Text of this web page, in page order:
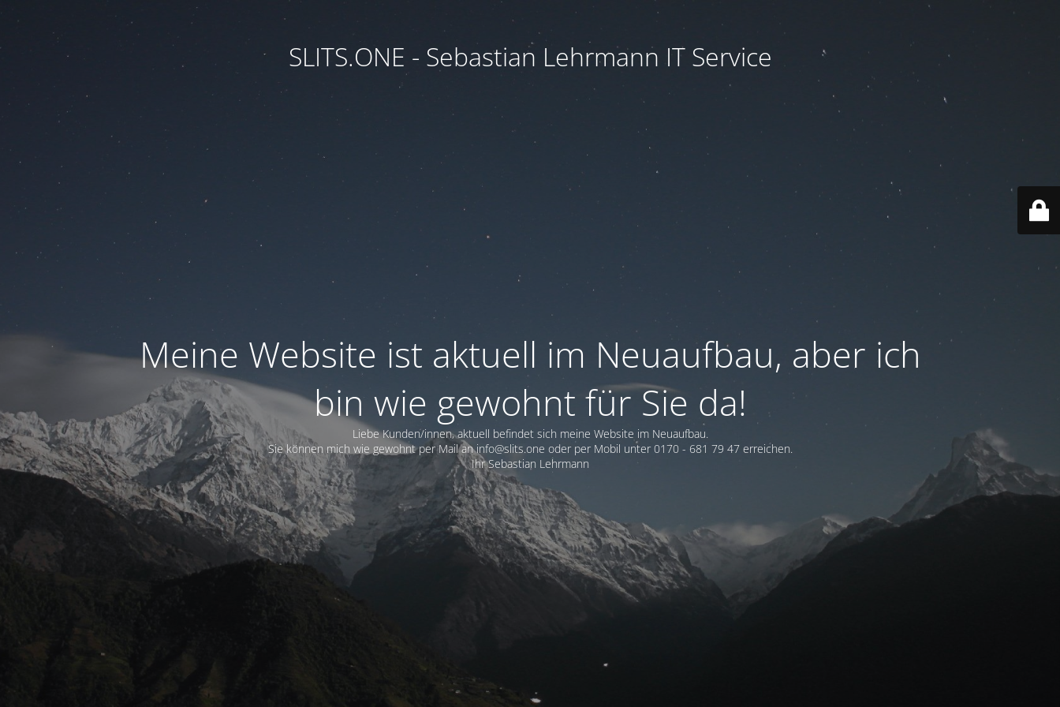
SLITS.ONE - Sebastian Lehrmann IT Service
Meine Website ist aktuell im Neuaufbau, aber ich
bin wie gewohnt für Sie da!
Liebe Kunden/innen, aktuell befindet sich meine Website im Neuaufbau.
Sie können mich wie gewohnt per Mail an info@slits.one oder per Mobil unter 0170 - 681 79 47 erreichen.
Ihr Sebastian Lehrmann